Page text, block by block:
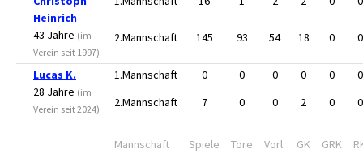
Heinrich
43 Jahre (im
Verein seit 1997)
2.Mannschaft 145 93 54 18 0 0
Lucas K.
28 Jahre (im
Verein seit 2024)
1.Mannschaft 0 0 0 0 0
0
2.Mannschaft
7 0 0 2 0 0
Mannschaft Spiele Tore Vorl. GK GRK